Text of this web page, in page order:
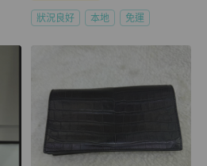
狀況良好 本地 免運